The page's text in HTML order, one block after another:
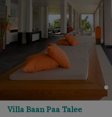
Villa Baan Paa Talee